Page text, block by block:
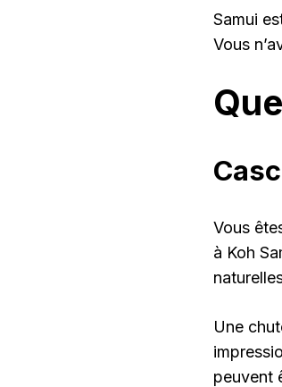
Samui
Vous
Vous
à Koh
Une
peuvent